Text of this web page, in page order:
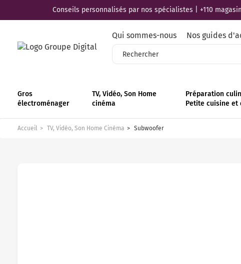
Conseils personnalisés par nos spécialistes | +110
Qui sommes-nous Nos guides
Gros
électroménager
TV, Vidéo, Son Home
cinéma
Préparation
Petite cuisine et
Accueil TV, Vidéo, Son Home Cinéma Subwoofer